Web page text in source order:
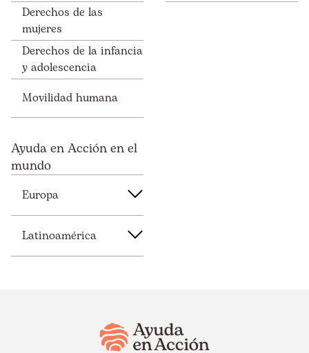
Derechos de las
mujeres
Derechos de la infancia
y adolescencia
Movilidad humana
Ayuda en Acción en el
mundo
Europa
Latinoamérica